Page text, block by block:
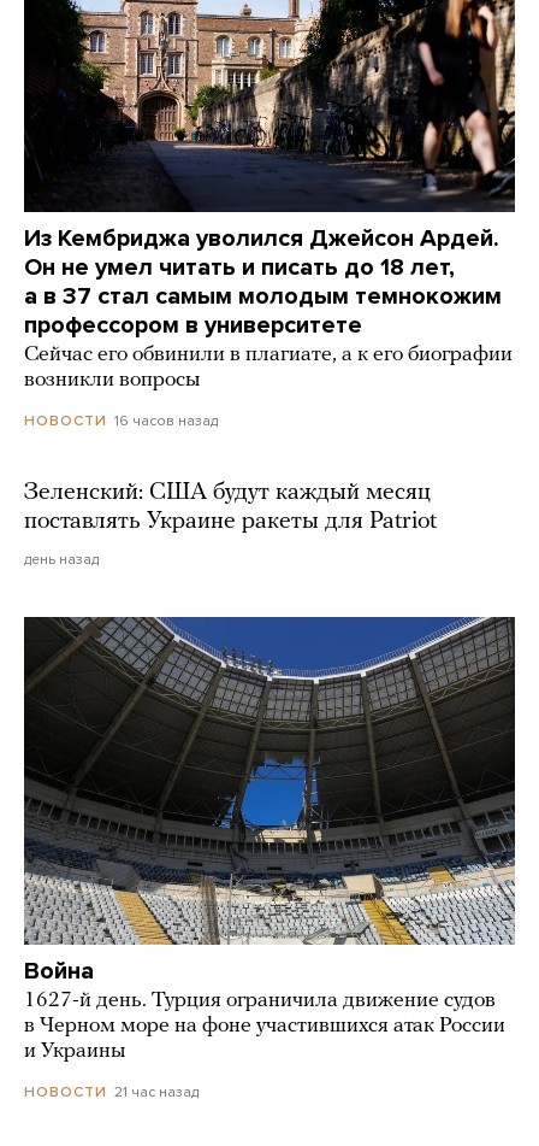
Из Кембриджа уволился Джейсон Ардей.
Он не умел читать и писать до 18 лет,
а в 37 стал самым молодым темнокожим
профессором в университете
Сейчас его обвинили в плагиате, а к его биографии
возникли вопросы
НОВОСТИ 16 часов назад
Зеленский: США будут каждый месяц
поставлять Украине ракеты для Patriot
день назад
Война
1627-й день. Турция ограничила движение судов
в Черном море на фоне участившихся атак России
и Украины
НОВОСТИ 21 час назад